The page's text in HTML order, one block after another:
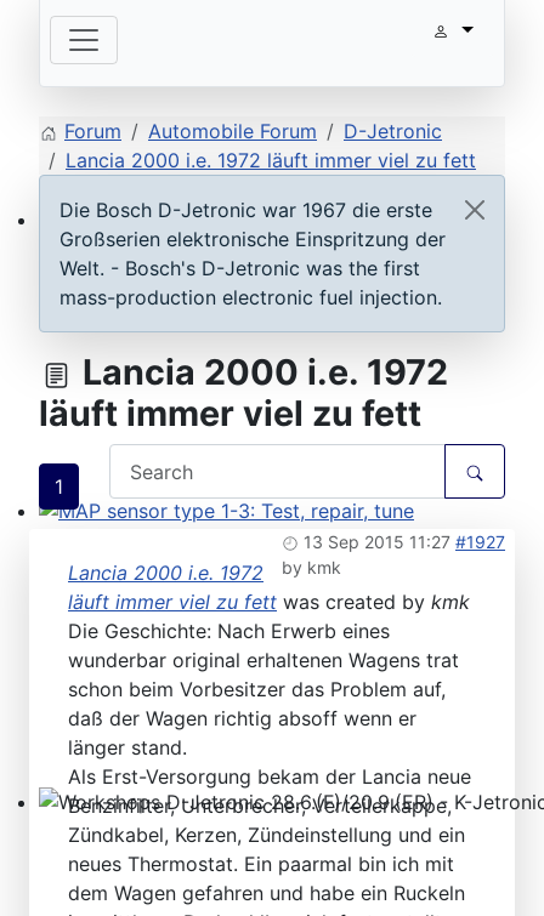
ECU D-Jetronic & KE-Jetronic: Test and tune
MAP sensor type 1-3: Test, repair, tune
Workshops D-Jetronic 28.6.(F)/20.9.(ER) - K-
Forum Automobile Forum
D-Jetronic
Lancia 2000 i.e. 1972 läuft immer viel zu fett
Die Bosch D-Jetronic war 1967 die erste
Großserien elektronische Einspritzung der
Welt. - Bosch's D-Jetronic was the first
mass-production electronic fuel injection.
Lancia 2000 i.e. 1972
läuft immer viel zu fett
1
13 Sep 2015 11:27 #1927
by kmk
Lancia 2000 i.e. 1972
läuft immer viel zu fett was created by kmk
Die Geschichte: Nach Erwerb eines
wunderbar original erhaltenen Wagens trat
schon beim Vorbesitzer das Problem auf,
daß der Wagen richtig absoff wenn er
länger stand.
Als Erst-Versorgung bekam der Lancia neue
Benzinfilter, Unterbrecher, Verteilerkappe,
Zündkabel, Kerzen, Zündeinstellung und ein
neues Thermostat. Ein paarmal bin ich mit
dem Wagen gefahren und habe ein Ruckeln